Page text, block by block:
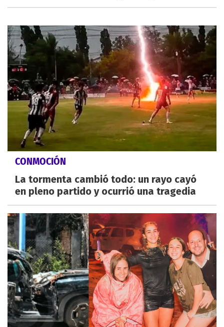
CONMOCIÓN
La tormenta cambió todo: un rayo cayó
en pleno partido y ocurrió una tragedia